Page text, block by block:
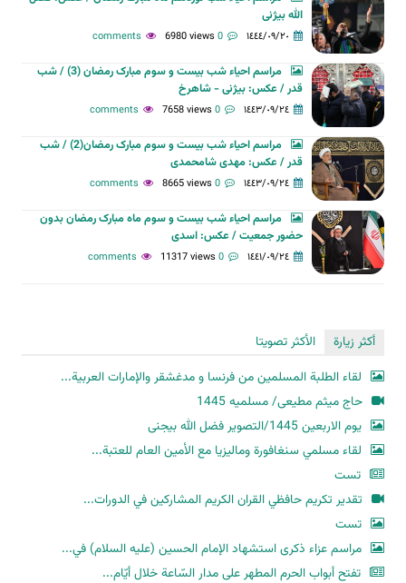
الله بیژنی
١٤٤٤/٠٩/٢٠ 0 comments
6980 views
مراسم احیاء شب بیست و سوم مبارک رمضان (3) / شب
قدر / عکس: بیژنی - شاهرخ
١٤٤٣/٠٩/٢٤ 0 comments
7658 views
مراسم احیاء شب بیست و سوم مبارک رمضان(2) / شب
قدر / عکس: مهدی شامحمدی
١٤٤٣/٠٩/٢٤ 0 comments
8665 views
مراسم احیاء شب بیست و سوم ماه مبارک رمضان بدون
حضور جمعیت / عکس: اسدی
١٤٤١/٠٩/٢٤ 0 comments
11317 views
أكثر زيارة
الأكثر تصويتا
لقاء الطلبة المسلمين من فرنسا و مدغشقر والإمارات العربية...
حاج میثم مطیعی/ مسلمیه 1445
یوم الاربعین 1445/التصویر فضل الله بیجنی
لقاء مسلمي سنغافورة وماليزيا مع الأمين العام للعتبة...
تست
تقدير تكريم حافظي القران الكريم المشاركين في الدورات...
تست
مراسم عزاء ذكرى استشهاد الإمام الحسين (عليه السلام) في...
تفتح أبواب الحرم المطهر على مدار السّاعة خلال أيّام...